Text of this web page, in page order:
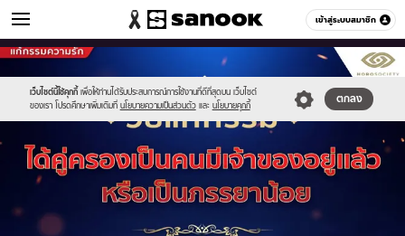
เข้าสู่ระบบสมาชิก
ดูดวง หมวดอื่นๆ
เว็บไซต์นี้ใช้คุกกี้ เพื่อให้ท่านได้รับประสบการณ์การใช้งานที่ดีที่สุดบน เว็บไซต์
ของเรา โปรดศึกษาเพิ่มเติมที่ นโยบายความเป็นส่วนตัว และ นโยบายคุกกี้
ตกลง
Sanook
//s.isanook.com/sr/0/images/logo-
new-
sanook.png
600
60
//s.isanook.com/ho/0/ud/44/220145/newproject(95).jpg